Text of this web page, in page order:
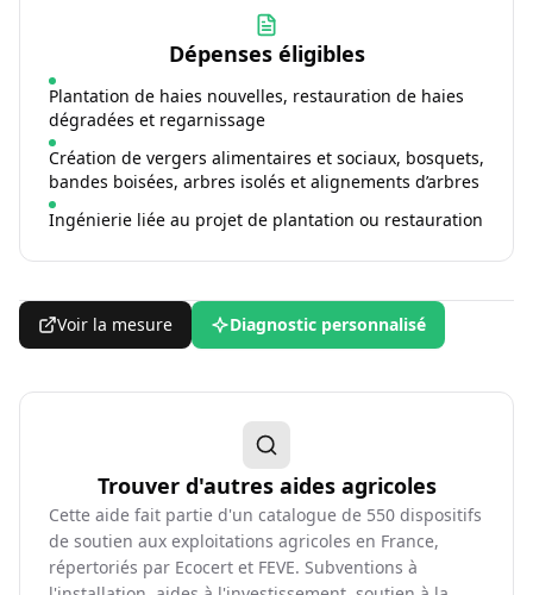
Dépenses éligibles
Plantation de haies nouvelles, restauration de haies
dégradées et regarnissage
Création de vergers alimentaires et sociaux, bosquets,
bandes boisées, arbres isolés et alignements d’arbres
Ingénierie liée au projet de plantation ou restauration
Voir la mesure Diagnostic personnalisé
Trouver d'autres aides agricoles
Cette aide fait partie d'un catalogue de 550 dispositifs
de soutien aux exploitations agricoles en France,
répertoriés par Ecocert et FEVE. Subventions à